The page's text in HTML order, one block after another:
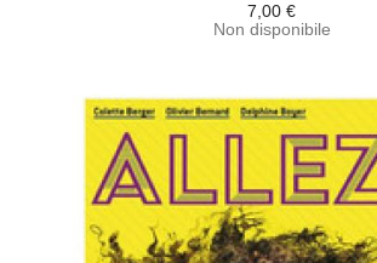
7,00 €
Non disponibile